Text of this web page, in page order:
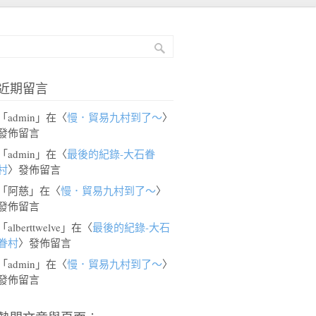
期留言
admin 」在〈慢．貿易九村到了～〉
佈留言
admin 」在〈最後的紀錄-大石眷
〉發佈留言
阿慈 」在〈慢．貿易九村到了～〉
佈留言
alberttwelve 」在〈最後的紀錄-大石
村〉發佈留言
admin 」在〈慢．貿易九村到了～〉
佈留言